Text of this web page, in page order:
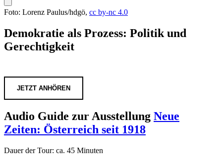
Foto: Lorenz Paulus/hdgö, cc by-nc 4.0
Demokratie als Prozess: Politik und
Gerechtigkeit
JETZT ANHÖREN
Audio Guide zur Ausstellung Neue
Zeiten: Österreich seit 1918
Dauer der Tour: ca. 45 Minuten